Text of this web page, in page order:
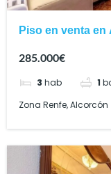
Piso en venta en
285.000€
3 hab 1
Zona Renfe, Alcorcón